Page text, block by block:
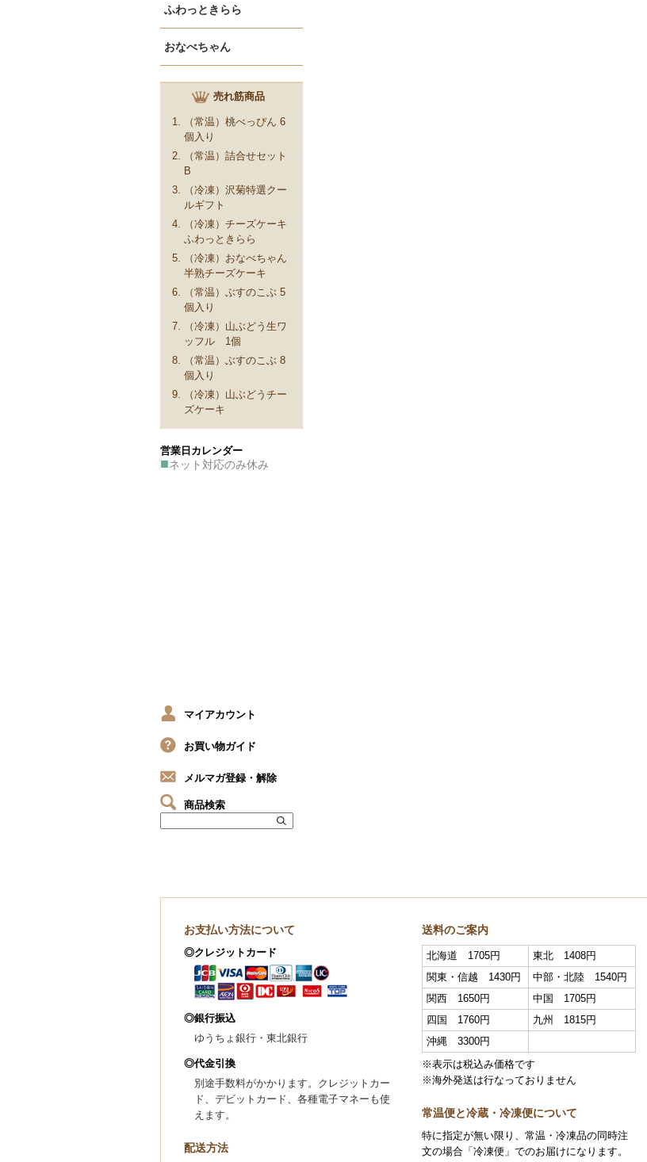
ふわっときらら
おなべちゃん
売れ筋商品
（常温）桃べっぴん 6
個入り
（常温）詰合せセット
B
（冷凍）沢菊特選クー
ルギフト
（冷凍）チーズケーキ
ふわっときらら
（冷凍）おなべちゃん
半熟チーズケーキ
（常温）ぶすのこぶ 5
個入り
（冷凍）山ぶどう生ワ
ッフル 1個
（常温）ぶすのこぶ 8
個入り
（冷凍）山ぶどうチー
ズケーキ
営業日カレンダー
■ネット対応のみ休み
マイアカウント
お買い物ガイド
メルマガ登録・解除
商品検索
お支払い方法について
◎クレジットカード
◎銀行振込
ゆうちょ銀行・東北銀行
◎代金引換
別途手数料がかかります。クレジットカー
ド、デビットカード、各種電子マネーも使
えます。
配送方法
送料のご案内
北海道 1705円
東北 1408円
関東・信越 1430円
中部・北陸 1540円
関西 1650円
中国 1705円
四国 1760円
九州 1815円
沖縄 3300円
※表示は税込み価格です
※海外発送は行なっておりません
常温便と冷蔵・冷凍便について
特に指定が無い限り、常温・冷凍品の同時注
文の場合「冷凍便」でのお届けになります。